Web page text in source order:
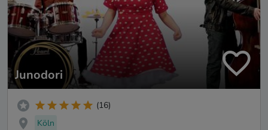
Junodori
(16)
Köln